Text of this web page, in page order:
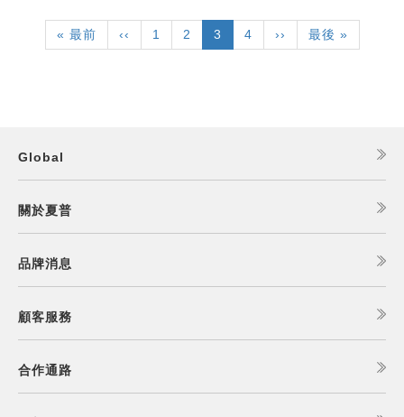
First
page
« 最前
Previous
page
‹‹
頁
面
1
頁
面
2
目
前
3
頁
面
4
下
一
››
Last
page
最後 »
Global
關於夏普
品牌消息
顧客服務
合作通路